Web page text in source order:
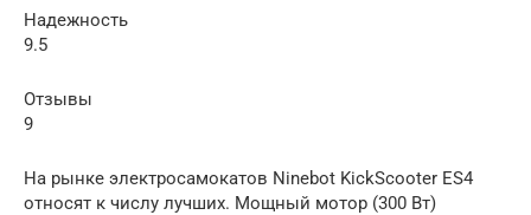
Надежность
9.5
Отзывы
9
На рынке электросамокатов Ninebot KickScooter ES4
относят к числу лучших. Мощный мотор (300 Вт)